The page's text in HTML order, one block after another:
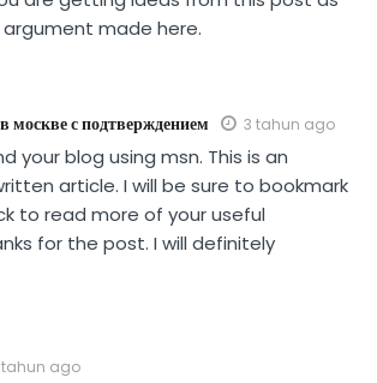
made here.
москве с подтверждением 3 tahun ago
your blog using msn. This is an
article. I will be sure to bookmark
to read more of your useful
for the post. I will definitely
tahun ago